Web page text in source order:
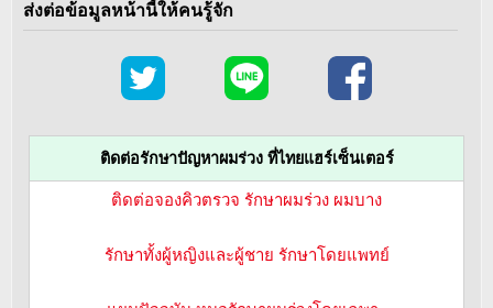
ส่งต่อข้อมูลหน้านี้ให้คนรู้จัก
ติดต่อรักษาปัญหาผมร่วง ที่ไทยแฮร์เซ็นเตอร์
ติดต่อจองคิวตรวจ รักษาผมร่วง ผมบาง
รักษาทั้งผู้หญิงและผู้ชาย รักษาโดยแพทย์